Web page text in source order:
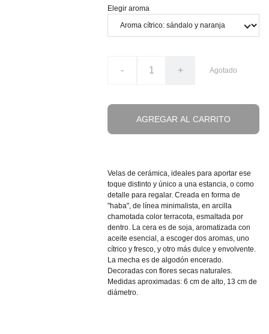
Elegir aroma
- + Agotado
AGREGAR AL CARRITO
Velas de cerámica, ideales para aportar ese
toque distinto y único a una estancia, o como
detalle para regalar. Creada en forma de
"haba", de línea minimalista, en arcilla
chamotada color terracota, esmaltada por
dentro. La cera es de soja, aromatizada con
aceite esencial, a escoger dos aromas, uno
cítrico y fresco, y otro más dulce y envolvente.
La mecha es de algodón encerado.
Decoradas con flores secas naturales.
Medidas aproximadas: 6 cm de alto, 13 cm de
diámetro.